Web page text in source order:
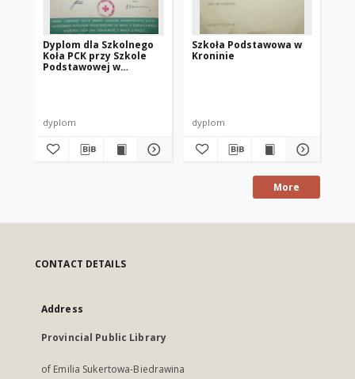
Dyplom dla Szkolnego
Koła PCK przy Szkole
Podstawowej w
dyplom
Szkoła Podstawowa w
Kroninie
dyplom
More
CONTACT DETAILS
Address
Provincial Public Library
of Emilia Sukertowa-Biedrawina